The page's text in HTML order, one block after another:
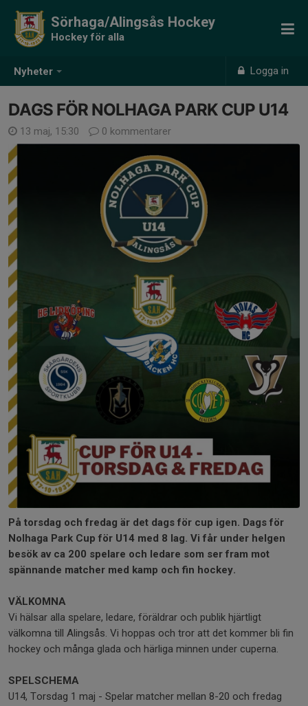
Nyheter Logga in
Sörhaga/Alingsås Hockey
Hockey för alla
DAGS FÖR NOLHAGA PARK CUP U14
13 maj, 15:30 0 kommentarer
På torsdag och fredag är det dags för cup igen. Dags för
Nolhaga Park Cup för U14 med 8 lag. Vi får under helgen
besök av ca 200 spelare och ledare som ser fram mot
spännande matcher med kamp och fin hockey.
VÄLKOMNA
Vi hälsar alla spelare, ledare, föräldrar och publik hjärtligt
välkomna till Alingsås. Vi hoppas och tror att det kommer bli fin
hockey och många glada och härliga minnen under cuperna.
SPELSCHEMA
U14, Torsdag 1 maj - Spelar matcher mellan 8-20 och fredag